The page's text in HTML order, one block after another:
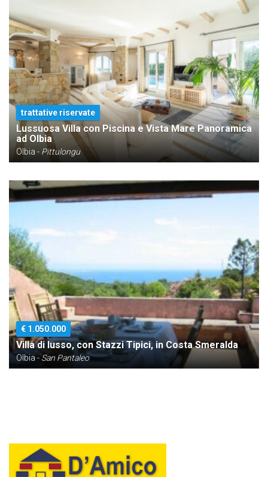
trattative riservate
Lussuosa Villa con Piscina e Vista Mare Panoramica
ad Olbia
Olbia - Pittulongu
€ 1.050.000
Villa di lusso, con Stazzi Tipici, in Costa Smeralda
Olbia -San Pantaleo